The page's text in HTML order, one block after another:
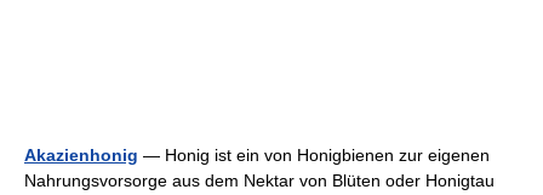
Akazienhonig — Honig ist ein von Honigbienen zur eigenen
Nahrungsvorsorge aus dem Nektar von Blüten oder Honigtau